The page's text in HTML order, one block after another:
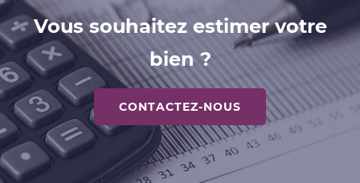
Vous souhaitez estimer votre
bien ?
CONTACTEZ-NOUS